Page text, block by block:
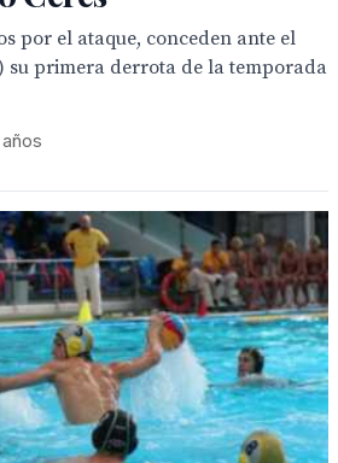
por el ataque, conceden ante el
su primera derrota de la temporada